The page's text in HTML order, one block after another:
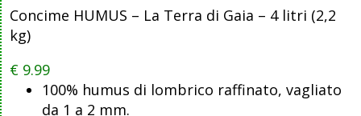
Concime HUMUS – La Terra di Gaia – 4 litri (2,2
kg)
€ 9.99
100% humus di lombrico raffinato, vagliato
da 1 a 2 mm.